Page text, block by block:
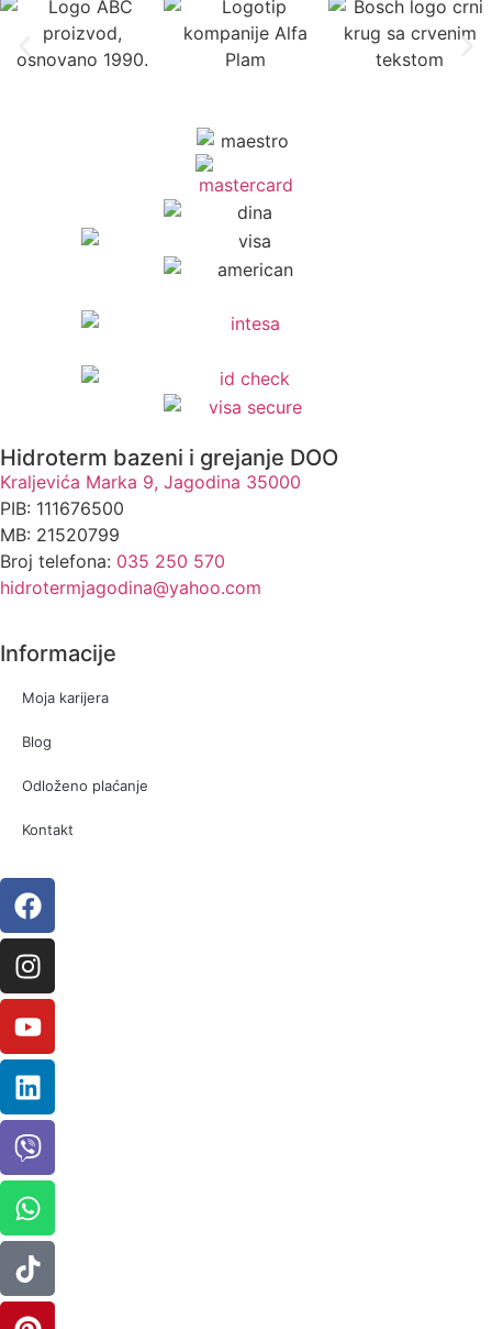
Hidroterm bazeni i grejanje DOO
Kraljevića Marka 9, Jagodina 35000
PIB: 111676500
MB: 21520799
Broj telefona: 035 250 570
hidrotermjagodina@yahoo.com
Informacije
Moja karijera
Blog
Odloženo plaćanje
Kontakt